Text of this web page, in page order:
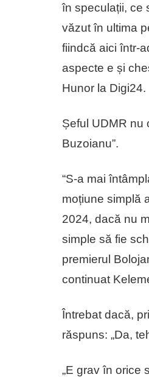
în speculații, ce
văzut în ultima
fiindcă aici într-
aspecte e și
Hunor la Digi24.
Șeful UDMR nu
Buzoianu”.
“S-a mai
moțiune simplă
2024, dacă nu
simple să fie
premierul
continuat
Întrebat dacă,
răspuns: „Da,
„E grav în orice